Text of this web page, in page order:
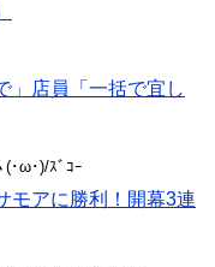
」店員「一括で宜し
(･ω･)/ｽﾞｺｰ
モアに勝利！開幕3連